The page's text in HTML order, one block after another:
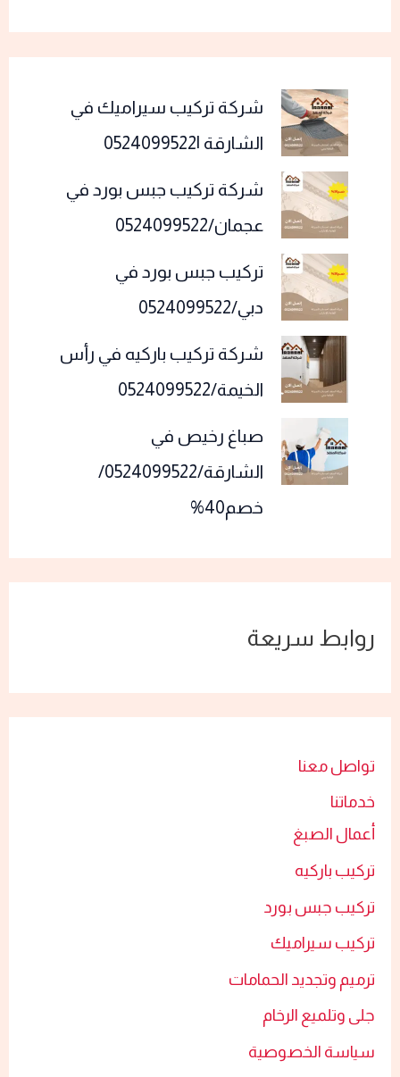
شركة تركيب سيراميك في
الشارقة |0524099522
شركة تركيب جبس بورد في
عجمان/0524099522
تركيب جبس بورد في
دبي/0524099522
شركة تركيب باركيه في رأس
الخيمة/0524099522
صباغ رخيص في
الشارقة/0524099522/
خصم40%
روابط سريعة
تواصل معنا
خدماتنا
أعمال الصبغ​
تركيب باركيه
تركيب جبس بورد​
تركيب سيراميك​
ترميم وتجديد الحمامات​
جلى وتلميع الرخام​
سياسة الخصوصية